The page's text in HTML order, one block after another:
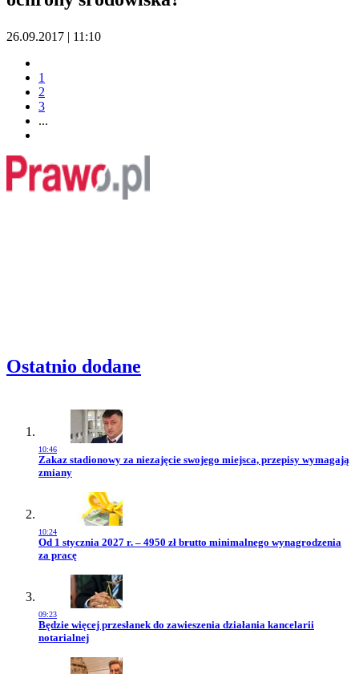
26.09.2017 | 11:10
1
2
3
...
Ostatnio dodane
10:46
Przejdź do artykułu:
Zakaz stadionowy za niezajęcie swojego miejsca, przepisy wymagają
zmiany
10:24
Przejdź do artykułu:
Od 1 stycznia 2027 r. – 4950 zł brutto minimalnego wynagrodzenia
za pracę
09:23
Przejdź do artykułu:
Będzie więcej przesłanek do zawieszenia działania kancelarii
notarialnej